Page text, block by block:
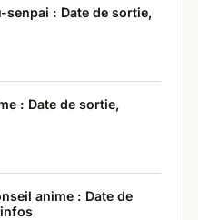
: Date de sortie,
: Date de sortie,
anime : Date de